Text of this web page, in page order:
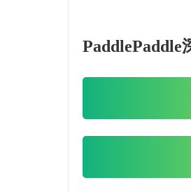
PaddlePaddle